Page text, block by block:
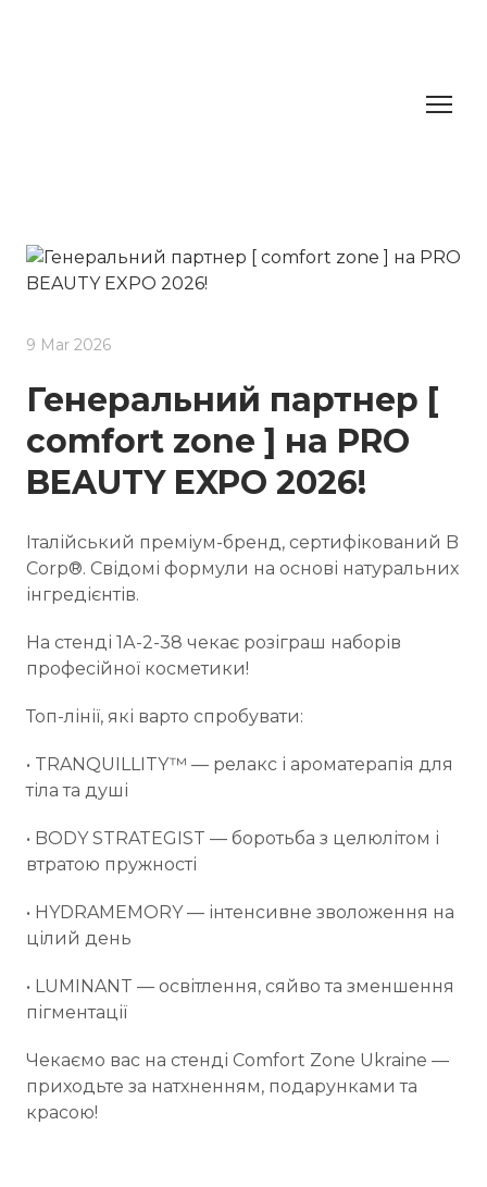
9 Mar 2026
Генеральний партнер [
comfort zone ] на PRO
BEAUTY EXPO 2026!
Італійський преміум-бренд, сертифікований B
Corp®. Свідомі формули на основі натуральних
інгредієнтів.
На стенді 1А-2-38 чекає розіграш наборів
професійної косметики!
Топ-лінії, які варто спробувати:
• TRANQUILLITY™ — релакс і ароматерапія для
тіла та душі
• BODY STRATEGIST — боротьба з целюлітом і
втратою пружності
• HYDRAMEMORY — інтенсивне зволоження на
цілий день
• LUMINANT — освітлення, сяйво та зменшення
пігментації
Чекаємо вас на стенді Comfort Zone Ukraine —
приходьте за натхненням, подарунками та
красою!